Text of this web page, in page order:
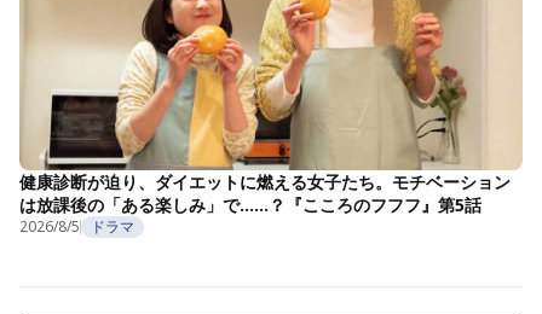
健康診断が迫り、ダイエットに燃える女子たち。モチベーション
は放課後の「ある楽しみ」で……？『こころのフフフ』第5話
2026/8/5 ドラマ